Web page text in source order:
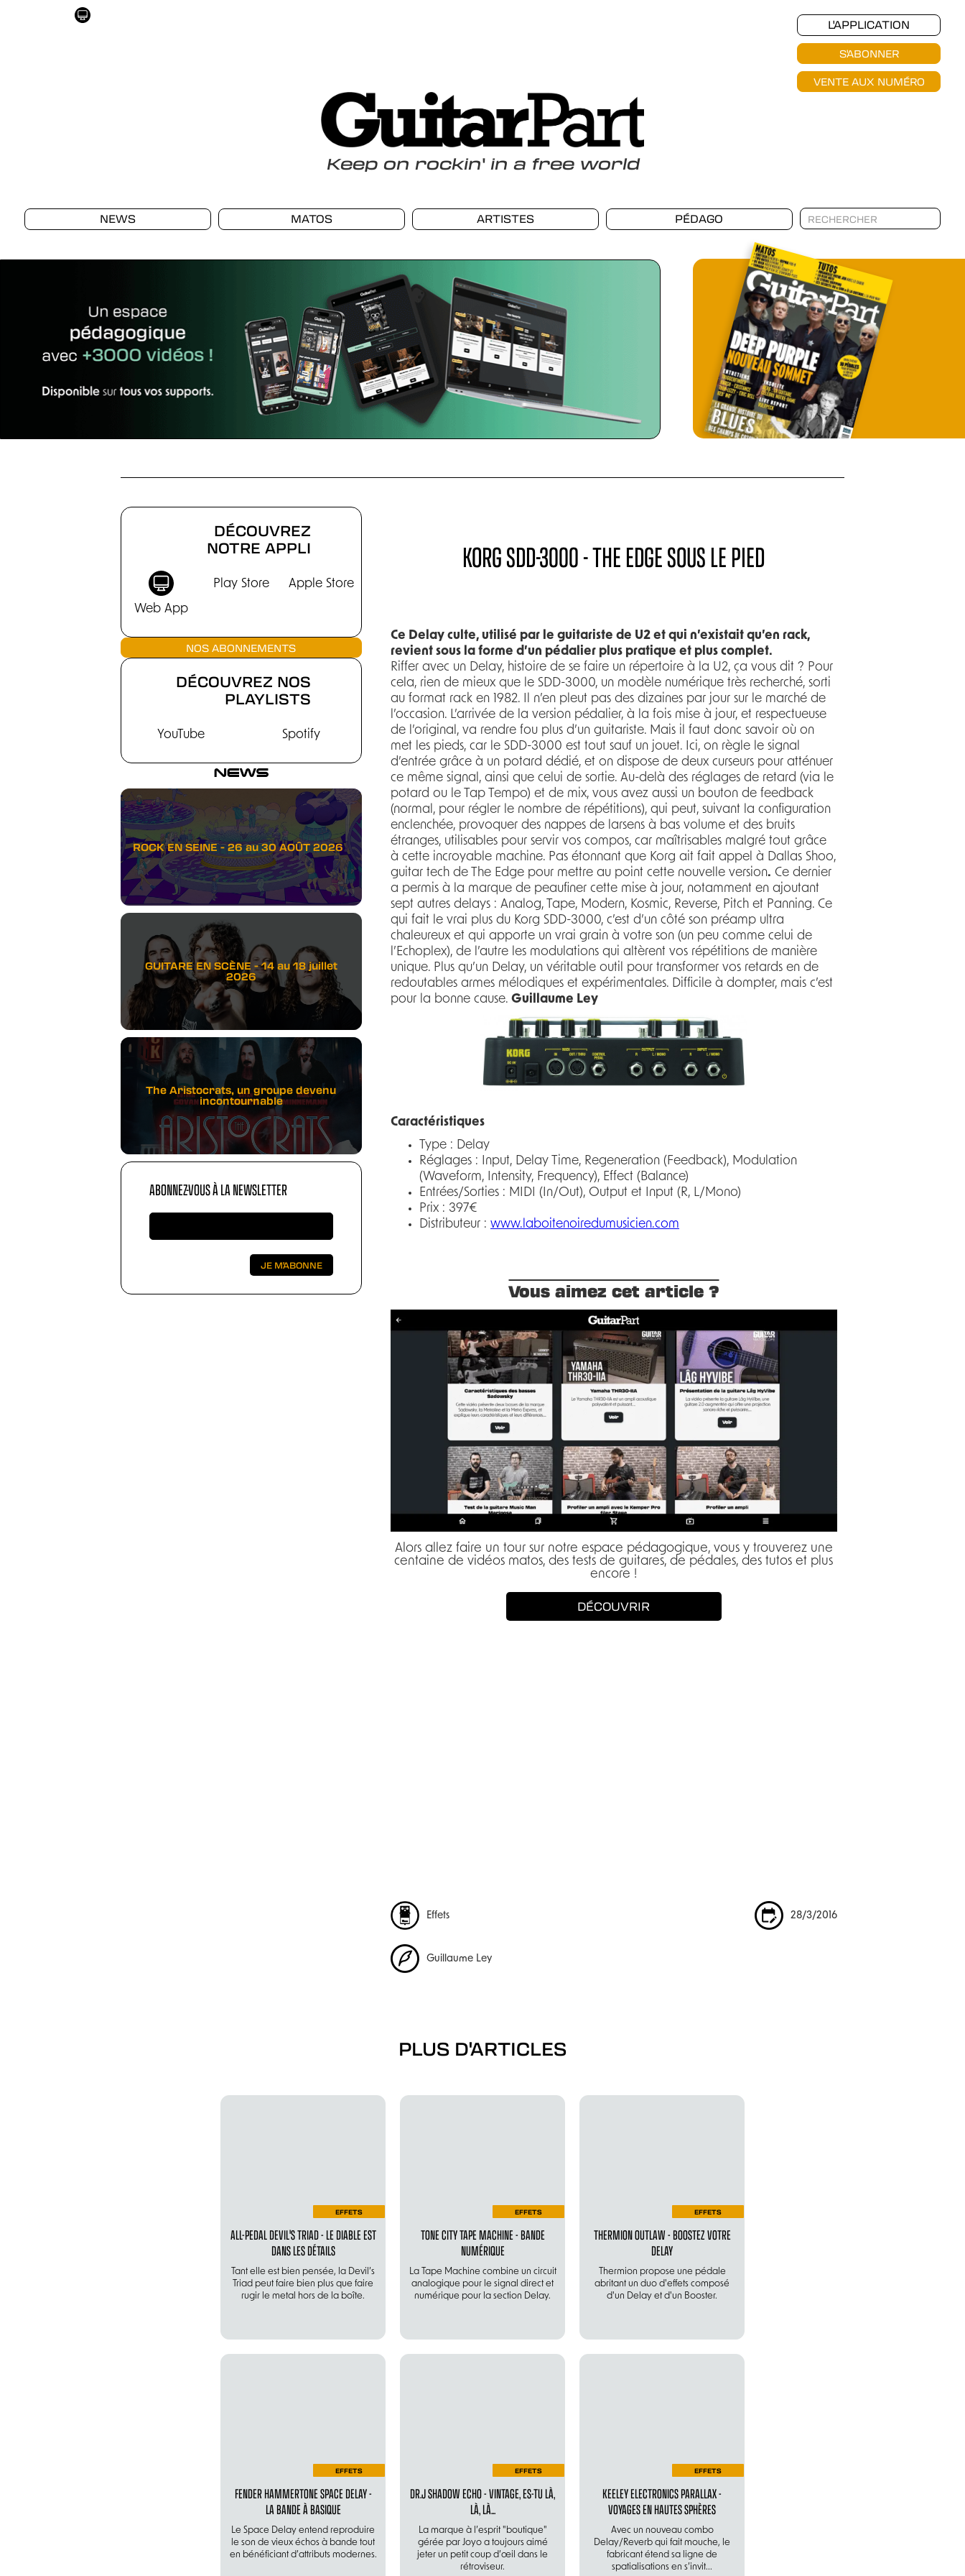
L'APPLICATION
S'ABONNER
VENTE AUX NUMÉRO
Keepon rockin' in a free world
NEWS MATOS ARTISTES PÉDAGO
EFFETS
DÉCOUVREZ
NOTRE APPLI
Web App
Play Store Apple Store
NOS ABONNEMENTS
DÉCOUVREZ NOS
PLAYLISTS
YouTube Spotify
NEWS
ROCK EN SEINE - 26 au 30 AOÛT 2026
GUITARE EN SCÈNE - 14 au 18 juillet
2026
The Aristocrats, un groupe devenu
incontournable
ABONNEZ-VOUS À LA NEWSLETTER
KORG SDD-3000 - THE EDGE SOUS LE PIED
Ce Delay culte, utilisé par le guitariste de U2 et qui n’existait qu’en rack,
revient sous la forme d’un pédalier plus pratique et plus complet.
Riffer avec un Delay, histoire de se faire un répertoire à la U2, ça vous dit ? Pour
cela, rien de mieux que le SDD-3000, un modèle numérique très recherché, sorti
au format rack en 1982. Il n’en pleut pas des dizaines par jour sur le marché de
l’occasion. L’arrivée de la version pédalier, à la fois mise à jour, et respectueuse
de l’original, va rendre fou plus d’un guitariste. Mais il faut donc savoir où on
met les pieds, car le SDD-3000 est tout sauf un jouet. Ici, on règle le signal
d’entrée grâce à un potard dédié, et on dispose de deux curseurs pour atténuer
ce même signal, ainsi que celui de sortie. Au-delà des réglages de retard (via le
potard ou le Tap Tempo) et de mix, vous avez aussi un bouton de feedback
(normal, pour régler le nombre de répétitions), qui peut, suivant la configuration
enclenchée, provoquer des nappes de larsens à bas volume et des bruits
étranges, utilisables pour servir vos compos, car maîtrisables malgré tout grâce
à cette incroyable machine. Pas étonnant que Korg ait fait appel à Dallas Shoo,
guitar tech de The Edge pour mettre au point cette nouvelle version. Ce dernier
a permis à la marque de peaufiner cette mise à jour, notamment en ajoutant
sept autres delays : Analog, Tape, Modern, Kosmic, Reverse, Pitch et Panning. Ce
qui fait le vrai plus du Korg SDD-3000, c’est d’un côté son préamp ultra
chaleureux et qui apporte un vrai grain à votre son (un peu comme celui de
l’Echoplex), de l’autre les modulations qui altèrent vos répétitions de manière
unique. Plus qu’un Delay, un véritable outil pour transformer vos retards en de
redoutables armes mélodiques et expérimentales. Difficile à dompter, mais c’est
pour la bonne cause. Guillaume Ley
Caractéristiques
Type : Delay
Réglages : Input, Delay Time, Regeneration (Feedback), Modulation
(Waveform, Intensity, Frequency), Effect (Balance)
Entrées/Sorties : MIDI (In/Out), Output et Input (R, L/Mono)
Prix : 397€
Distributeur : www.laboitenoiredumusicien.com
Vous aimez cet article ?
Alors allez faire un tour sur notre espace pédagogique, vous y trouverez une
centaine de vidéos matos, des tests de guitares, de pédales, des tutos et plus
encore !
DÉCOUVRIR
Effets
Guillaume Ley
28/3/2016
PLUS D'ARTICLES
EFFETS
ALL-PEDAL DEVIL'S TRIAD - LE DIABLE EST
DANS LES DÉTAILS
Tant elle est bien pensée, la Devil’s
Triad peut faire bien plus que faire
rugir le metal hors de la boîte.
EFFETS
TONE CITY TAPE MACHINE - BANDE
NUMÉRIQUE
La Tape Machine combine un circuit
analogique pour le signal direct et
numérique pour la section Delay.
EFFETS
THERMION OUTLAW - BOOSTEZ VOTRE
DELAY
Thermion propose une pédale
abritant un duo d'effets composé
d'un Delay et d'un Booster.
EFFETS
FENDER HAMMERTONE SPACE DELAY -
LA BANDE À BASIQUE
Le Space Delay entend reproduire
le son de vieux échos à bande tout
en bénéficiant d’attributs modernes.
EFFETS
DR.J SHADOW ECHO - VINTAGE, ES-TU LÀ,
LÀ, LÀ...
La marque à l’esprit "boutique"
gérée par Joyo a toujours aimé
jeter un petit coup d’œil dans le
rétroviseur.
EFFETS
KEELEY ELECTRONICS PARALLAX -
VOYAGES EN HAUTES SPHÈRES
Avec un nouveau combo
Delay/Reverb qui fait mouche, le
fabricant étend sa ligne de
spatialisations en s’invit...